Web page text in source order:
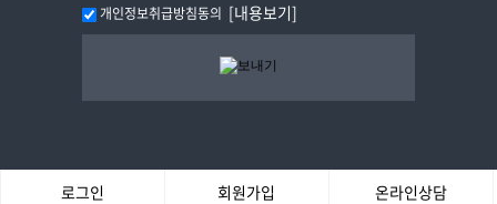
개인정보취급방침동의 [내용보기]
로그인 회원가입
온라인상담